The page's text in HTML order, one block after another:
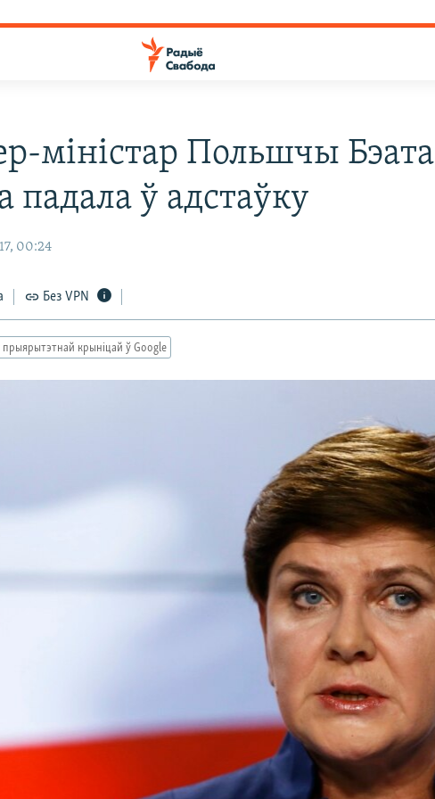
міністар Польшчы Бэата
ў адстаўку
00:24
Без VPN
прыярытэтнай крыніцай ў Google